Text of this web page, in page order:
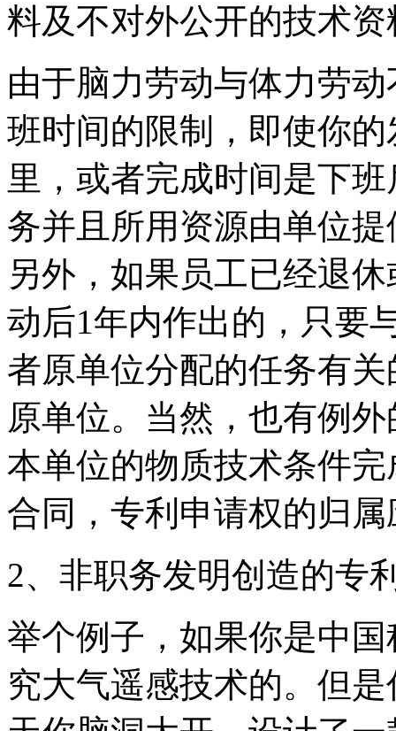
料及不对外公开的技术资
由于脑力劳动与体力劳
班时间的限制，即使你
里，或者完成时间是下
务并且所用资源由单位
另外，如果员工已经退
动后1年内作出的，只要
者原单位分配的任务有
原单位。当然，也有例
本单位的物质技术条件
合同，专利申请权的归
2、非职务发明创造的专
举个例子，如果你是中
究大气遥感技术的。但